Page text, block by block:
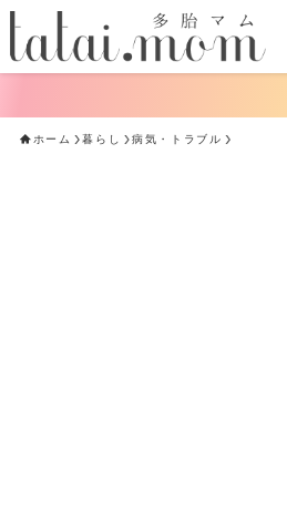
ホーム 暮らし 病気・トラブル